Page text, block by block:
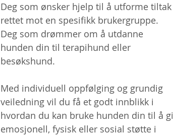
Deg som ønsker hjelp til å utforme tiltak
rettet mot en spesifikk brukergruppe.
Deg som drømmer om å utdanne
hunden din til terapihund eller
besøkshund.
Med individuell oppfølging og grundig
veiledning vil du få et godt innblikk i
hvordan du kan bruke hunden din til å gi
emosjonell, fysisk eller sosial støtte i